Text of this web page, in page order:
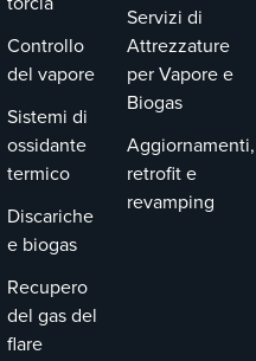
Controllo
del vapore
Sistemi di
ossidante
termico
Discariche
e biogas
Recupero
del gas del
flare
Servizi di
Attrezzature
per Vapore e
Biogas
Aggiornamenti,
retrofit e
revamping